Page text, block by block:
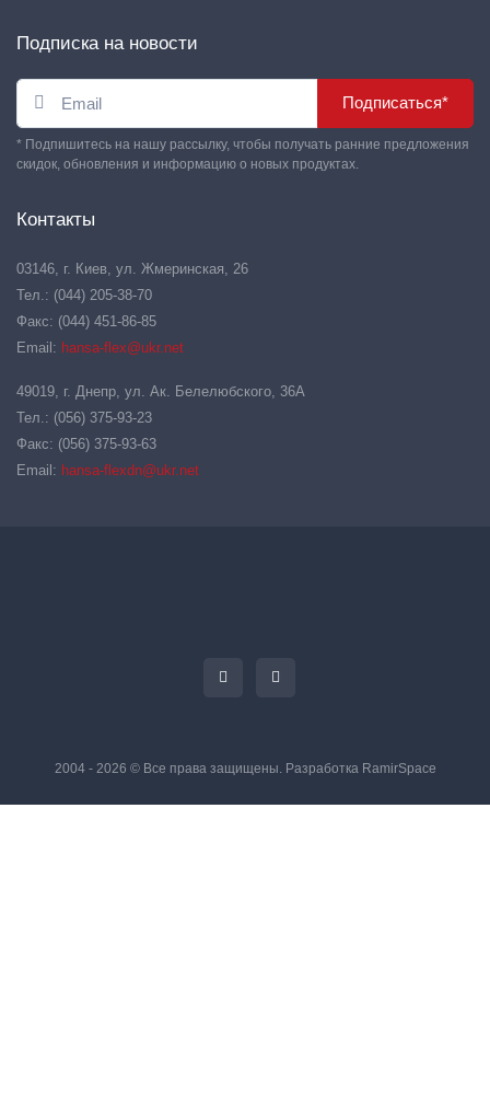
Подписка на новости
Подписаться*
* Подпишитесь на нашу рассылку, чтобы получать ранние предложения
скидок, обновления и информацию о новых продуктах.
Контакты
03146, г. Киев, ул. Жмеринская, 26
Тел.: (044) 205-38-70
Факс: (044) 451-86-85
Email: hansa-flex@ukr.net
49019, г. Днепр, ул. Ак. Белелюбского, 36А
Тел.: (056) 375-93-23
Факс: (056) 375-93-63
Email: hansa-flexdn@ukr.net
2004 - 2026 © Все права защищены. Разработка RamirSpace